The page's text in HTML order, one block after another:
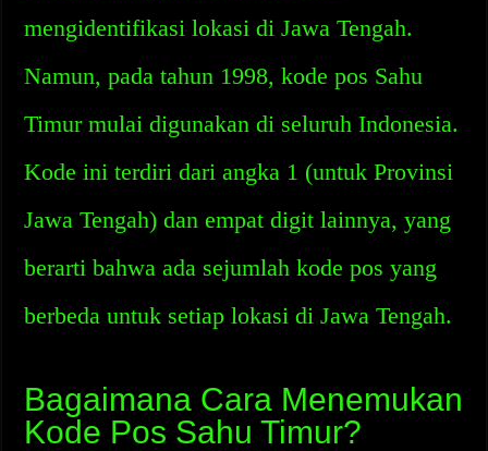
mengidentifikasi lokasi di Jawa Tengah.
Namun, pada tahun 1998, kode pos Sahu
Timur mulai digunakan di seluruh Indonesia.
Kode ini terdiri dari angka 1 (untuk Provinsi
Jawa Tengah) dan empat digit lainnya, yang
berarti bahwa ada sejumlah kode pos yang
berbeda untuk setiap lokasi di Jawa Tengah.
Bagaimana Cara Menemukan
Kode Pos Sahu Timur?